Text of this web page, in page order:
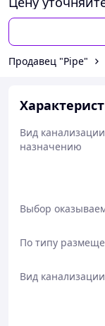
Продавец "Pipe"
Вид
назначению
Выбор
По типу
Вид канализации